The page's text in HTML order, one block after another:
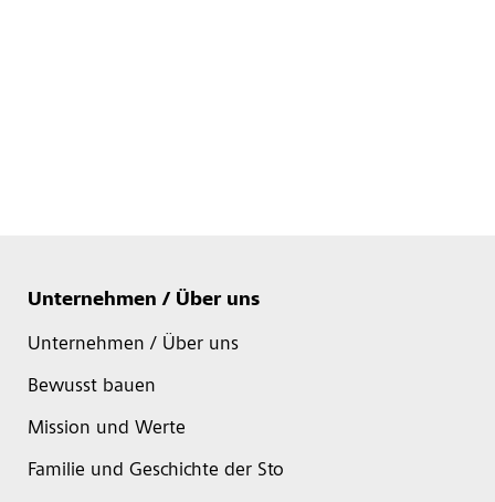
Unternehmen / Über uns
Unternehmen / Über uns
Bewusst bauen
Mission und Werte
Familie und Geschichte der Sto